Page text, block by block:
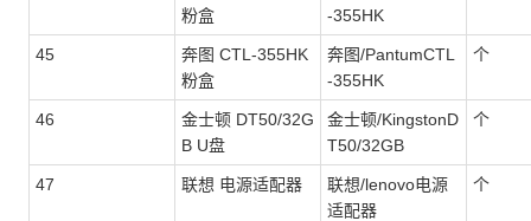
粉盒
-355HK
45
奔图 CTL-355HK
粉盒
奔图/PantumCTL
-355HK
个
46
金士顿 DT50/32G
B U盘
金士顿/KingstonD
T50/32GB
个
47 联想 电源适配器
联想/lenovo电源
适配器
个